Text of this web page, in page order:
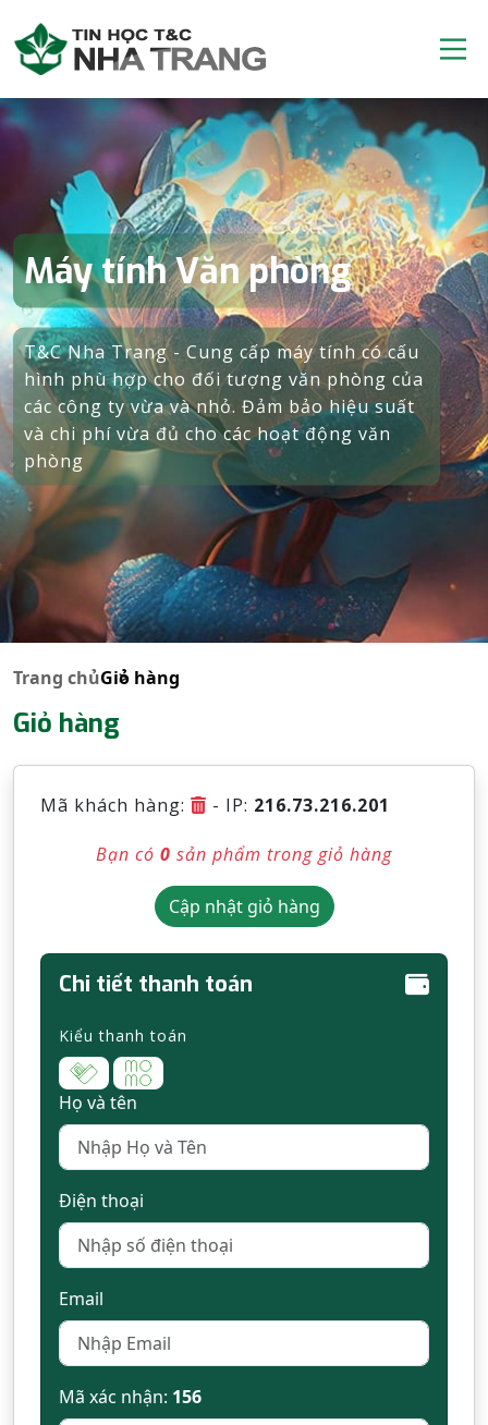
Máy tính Văn phòng
T&C Nha Trang - Cung cấp máy tính có cấu
hình phù hợp cho đối tượng văn phòng của
các công ty vừa và nhỏ. Đảm bảo hiệu suất
và chi phí vừa đủ cho các hoạt động văn
phòng
Trang chủGiỏ hàng
Giỏ hàng
Mã khách hàng: - IP: 216.73.216.201
Bạn có 0 sản phẩm trong giỏ hàng
Cập nhật giỏ hàng
Chi tiết thanh toán
Kiểu thanh toán
Họ và tên
Điện thoại
Email
Mã xác nhận: 156